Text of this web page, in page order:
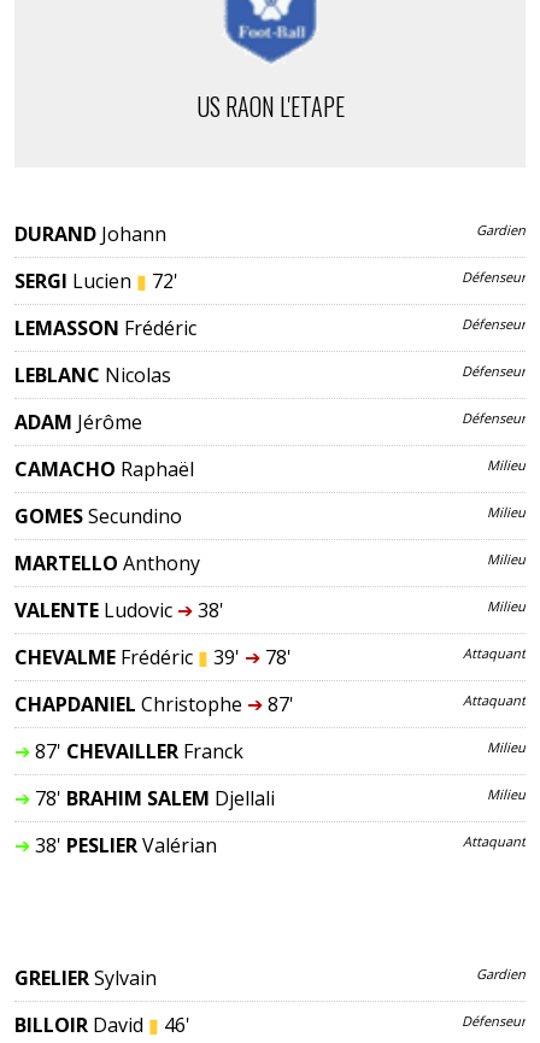
US RAON L'ETAPE
DURAND Johann Gardien
SERGI Lucien ▮ 72' Défenseur
LEMASSON Frédéric Défenseur
LEBLANC Nicolas Défenseur
ADAM Jérôme Défenseur
CAMACHO Raphaël Milieu
GOMESSecundino Milieu
MARTELLO Anthony Milieu
VALENTE Ludovic ➔38' Milieu
CHEVALME Frédéric ▮ 39' ➔78' Attaquant
CHAPDANIEL Christophe ➔87' Attaquant
➔87' CHEVAILLER Franck Milieu
➔78' BRAHIM SALEM Djellali Milieu
➔38' PESLIERValérian Attaquant
GRELIERSylvain Gardien
BILLOIR David ▮ 46' Défenseur